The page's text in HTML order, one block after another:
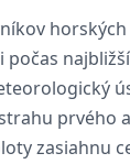
prvého
zasiahnu